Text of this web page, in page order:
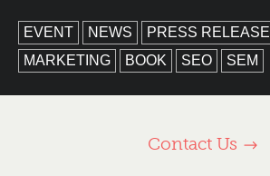
EVENT NEWS PRESS RELEASE
MARKETING
BOOK SEO SEM
Contact Us